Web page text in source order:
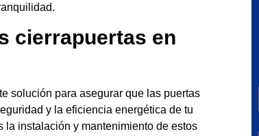
cierrapuertas en
solución para asegurar que las puertas
y la eficiencia energética de tu
la instalación y mantenimiento de estos